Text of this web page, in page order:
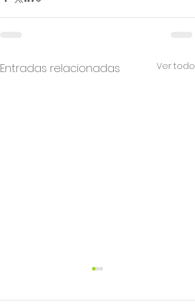
Entradas relacionadas Ver todo